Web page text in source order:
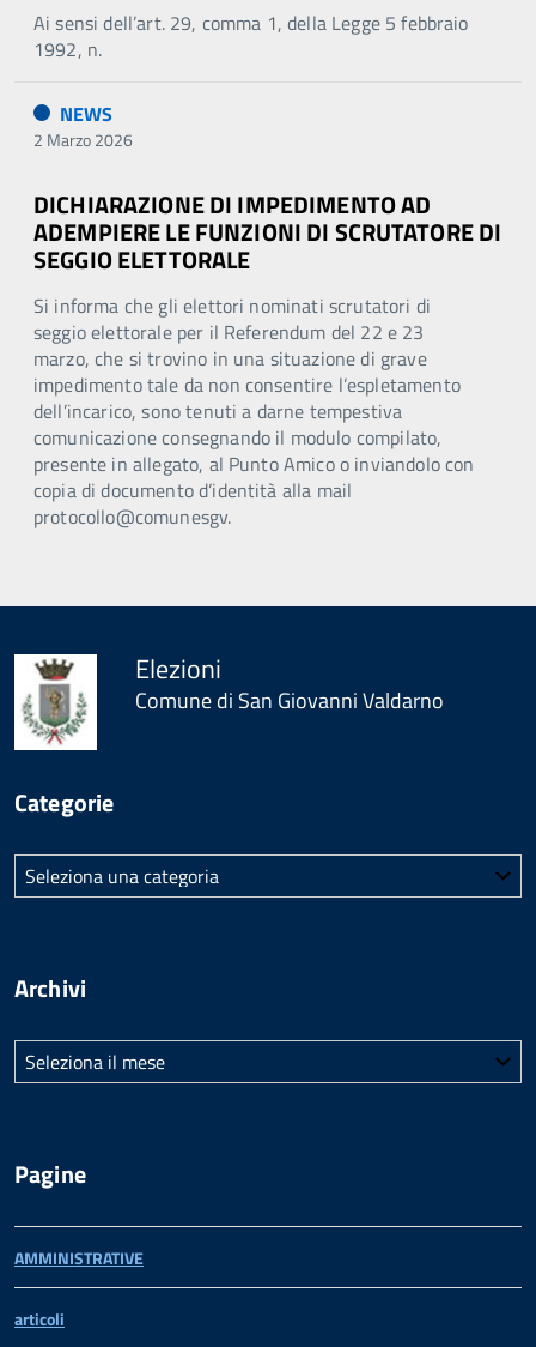
Ai sensi dell’art. 29, comma 1, della Legge 5 febbraio
1992, n.
NEWS
2 Marzo 2026
DICHIARAZIONE DI IMPEDIMENTO AD
ADEMPIERE LE FUNZIONI DI SCRUTATORE DI
SEGGIO ELETTORALE
Si informa che gli elettori nominati scrutatori di
seggio elettorale per il Referendum del 22 e 23
marzo, che si trovino in una situazione di grave
impedimento tale da non consentire l’espletamento
dell’incarico, sono tenuti a darne tempestiva
comunicazione consegnando il modulo compilato,
presente in allegato, al Punto Amico o inviandolo con
copia di documento d’identità alla mail
protocollo@comunesgv.
Elezioni
Comune di San Giovanni Valdarno
Categorie
Categorie
Archivi
Archivi
Pagine
AMMINISTRATIVE
articoli